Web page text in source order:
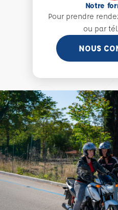
Notre
Pour prendre
ou par
NOUS